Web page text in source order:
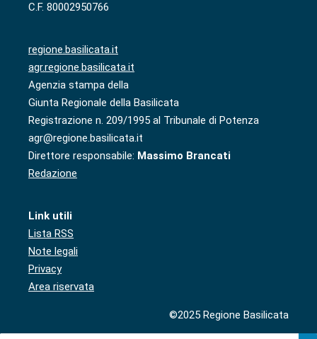
C.F. 80002950766
regione.basilicata.it
agr.regione.basilicata.it
Agenzia stampa della
Giunta Regionale della Basilicata
Registrazione n. 209/1995 al Tribunale di Potenza
agr@regione.basilicata.it
Direttore responsabile: Massimo Brancati
Redazione
Link utili
Lista RSS
Note legali
Privacy
Area riservata
©2025 Regione Basilicata